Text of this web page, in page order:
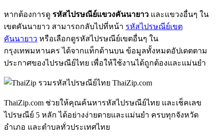
หากต้องการดู รหัสไปรษณีย์แขวงคันนายาว และแขวงอื่นๆ ใน
เขตคันนายาว สามารถกลับไปที่หน้า รหัสไปรษณีย์เขต
คันนายาว หรือเลือกดูรหัสไปรษณีย์เขตอื่นๆ ใน
กรุงเทพมหานคร ได้จากแท็กด้านบน ข้อมูลทั้งหมดอัปเดตตาม
ประกาศของไปรษณีย์ไทย เพื่อให้ใช้งานได้ถูกต้องและแม่นยำ
ThaiZip.com
ThaiZip.com ช่วยให้คุณค้นหารหัสไปรษณีย์ไทย และเช็คเลข
ไปรษณีย์ 5 หลัก ได้อย่างง่ายดายและแม่นยำ ครบทุกจังหวัด
อำเภอ และตำบลทั่วประเทศไทย